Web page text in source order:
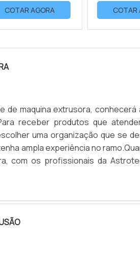
COTAR AGORA COTAR
de maquina extrusora, conhecerá
receber produtos que
uma organização que se
ampla experiência no
com os profissionais da
personalizado via